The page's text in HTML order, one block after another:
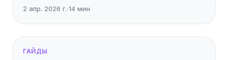
2 апр. 2026 г.·14 мин
ГАЙДЫ